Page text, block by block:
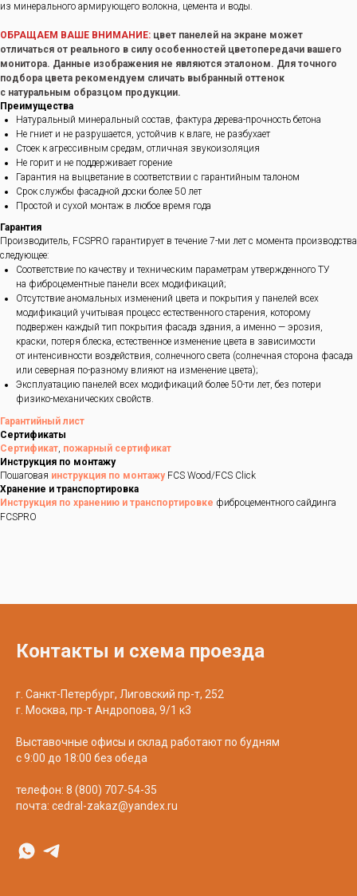
из минерального армирующего волокна, цемента и воды.
ОБРАЩАЕМ ВАШЕ ВНИМАНИЕ: цвет панелей на экране может
отличаться от реального в силу особенностей цветопередачи вашего
монитора. Данные изображения не являются эталоном. Для точного
подбора цвета рекомендуем сличать выбранный оттенок
с натуральным образцом продукции.
Преимущества
Натуральный минеральный состав, фактура дерева-прочность бетона
Не гниет и не разрушается, устойчив к влаге, не разбухает
Стоек к агрессивным средам, отличная звукоизоляция
Не горит и не поддерживает горение
Гарантия на выцветание в соответствии с гарантийным талоном
Срок службы фасадной доски более 50 лет
Простой и сухой монтаж в любое время года
Гарантия
Производитель, FCSPRO гарантирует в течение 7-ми лет с момента производства
следующее:
Соответствие по качеству и техническим параметрам утвержденного ТУ
на фиброцементные панели всех модификаций;
Отсутствие аномальных изменений цвета и покрытия у панелей всех
модификаций учитывая процесс естественного старения, которому
подвержен каждый тип покрытия фасада здания, а именно — эрозия,
краски, потеря блеска, естественное изменение цвета в зависимости
от интенсивности воздействия, солнечного света (солнечная сторона фасада
или северная по-разному влияют на изменение цвета);
Эксплуатацию панелей всех модификаций более 50-ти лет, без потери
физико-механических свойств.
Гарантийный лист
Сертификаты
Сертификат, пожарный сертификат
Инструкция по монтажу
Пошаговая инструкция по монтажуFCS Wood/FCS Click
Хранение и транспортировка
Инструкция по хранению и транспортировке фиброцементного сайдинга
FCSPRO
Контакты и схема проезда
г. Санкт-Петербург, Лиговский пр-т, 252
г. Москва, пр-т Андропова, 9/1 к3
Выставочные офисы и склад работают по будням
с 9:00 до 18:00 без обеда
телефон: 8 (800) 707-54-35
почта: cedral-zakaz@yandex.ru